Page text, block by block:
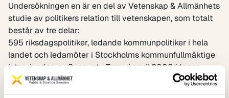
Undersökningen en är en del av Vetenskap & Allmänhets
studie av politikers relation till vetenskapen, som totalt
består av tre delar:
595 riksdagspolitiker, ledande kommunpolitiker i hela
landet och ledamöter i Stockholms kommunfullmäktige
intervjuades av Synovate Temo i april 2006 (denna
rapport, VA-rapport 2006:2
Politikers syn på Vetenskap).
Analys av vetenskapligt relaterat innehåll i ett urval av